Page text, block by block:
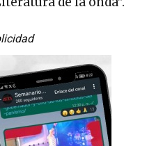
de la onda”.